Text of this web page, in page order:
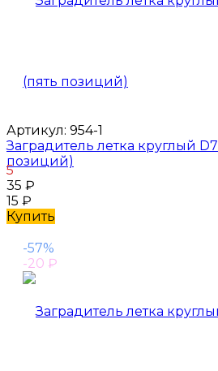
Артикул: 954-1
Заградитель летка круглый
позиций)
5
35 ₽
15 ₽
Купить
-57%
-20 ₽